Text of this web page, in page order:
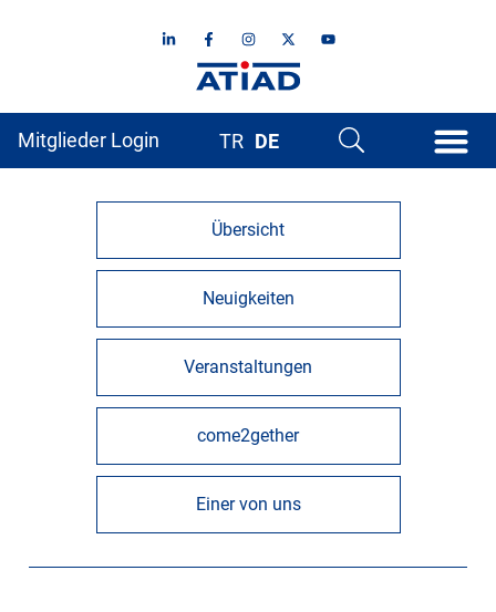
Mitglieder Login TR DE
Übersicht
Neuigkeiten
Veranstaltungen
come2gether
Einer von uns